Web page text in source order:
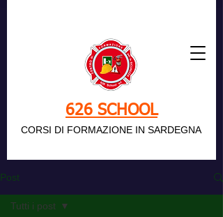
626 SCHOOL
CORSI DI FORMAZIONE IN SARDEGNA
Post
Tutti i post